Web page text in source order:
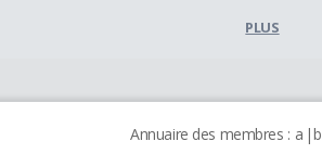
PLUS
Annuaire des membres : a b